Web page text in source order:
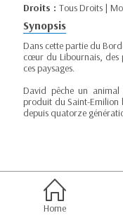
Droits : Tous Droits |
Synopsis
Dans cette partie du
cœur du Libournais, des
ces paysages.
David pêche un
produit du Saint-
depuis quatorze
Home